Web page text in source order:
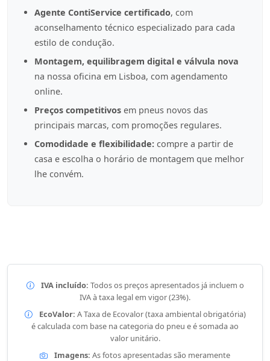
Agente ContiService certificado, com
aconselhamento técnico especializado para cada
estilo de condução.
Montagem, equilibragem digital e válvula nova
na nossa oficina em Lisboa, com agendamento
online.
Preços competitivos em pneus novos das
principais marcas, com promoções regulares.
Comodidade e flexibilidade: compre a partir de
casa e escolha o horário de montagem que melhor
lhe convém.
IVA incluído: Todos os preços apresentados já incluem o
IVA à taxa legal em vigor (23%).
EcoValor: A Taxa de Ecovalor (taxa ambiental obrigatória)
é calculada com base na categoria do pneu e é somada ao
valor unitário.
Imagens: As fotos apresentadas são meramente